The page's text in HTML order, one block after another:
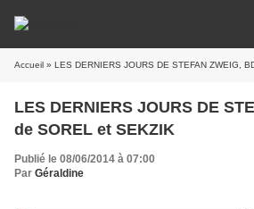
Accueil » LES DERNIERS JOURS DE STEFAN ZWEIG,
LES DERNIERS JOURS DE
de SOREL et SEKZIK
Publié le 08/06/2014 à 07:00
Par Géraldine